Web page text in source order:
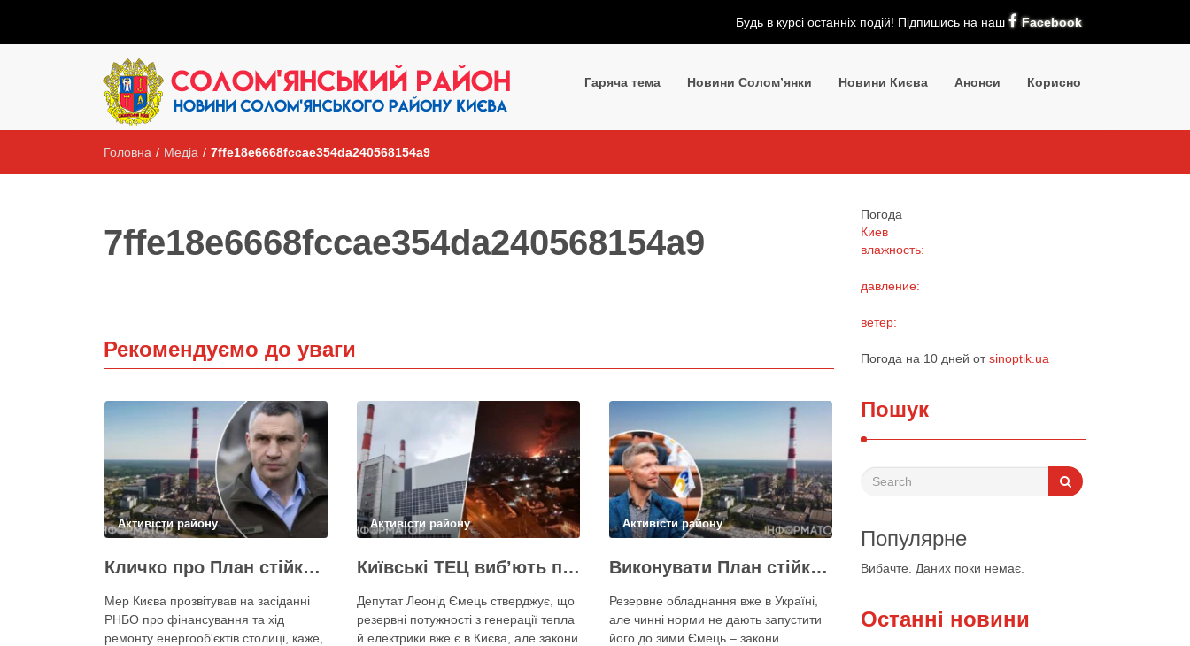
Будь в курсі останніх подій! Підпишись на наш Facebook
Гаряча тема Новини Солом’янки Новини Києва Анонси Корисно
Головна / Медіа / 7ffe18e6668fccae354da240568154a9
7ffe18e6668fccae354da240568154a9
Рекомендуємо до уваги
Активісти району
Кличко про План стійкості – ТЕЦ відновили вже на 65%, будується захист ІІ рівня
Мер Києва прозвітував на засіданні
РНБО про фінансування та хід
ремонту енергооб'єктів столиці, каже,
Активісти району
Київські ТЕЦ виб’ють першим же обстрілом, План стійкості не спрацює – депутат Київради Ємець
Депутат Леонід Ємець стверджує, що
резервні потужності з генерації тепла
й електрики вже є в Києва, але закони
Активісти району
Виконувати План стійкості заважають законодавчі обмеження – депутат Київради
Резервне обладнання вже в Україні,
але чинні норми не дають запустити
його до зими Ємець – закони
Погода
Киев
влажность:
давление:
ветер:
Погода на 10 дней отsinoptik.ua
Пошук
Популярне
Вибачте. Даних поки немає.
Останні новини